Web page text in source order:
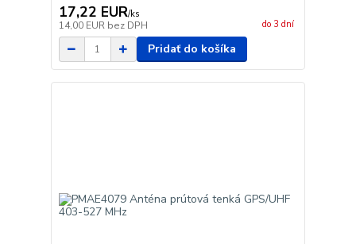
17,22 EUR/ks
14,00 EUR bez DPH do 3 dní
Pridať do košíka